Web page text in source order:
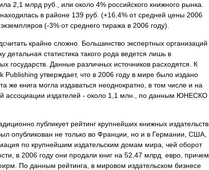
2 1 млрд руб или около 4% российского книжного рынка
находилась в районе 139 руб . (+16 4% от средней цены 2006
экземпляров (‑3% от среднего тиража в 2006 году).
крайне сложно Большинство экспертных организаций
детальная статистика такого рода ведется лишь в
государств Данные различных источников расходятся
К
Publishing утверждает, что в 2006 году в мире было издано
та же книга могла издаваться неоднократно в том числе и на
ассоциации издателей ‑ около 1 1 млн по данным ЮНЕСКО
публикует рейтинг крупнейших книжных издательств
опубликован не только во Франции но и в Германии США
по крупнейшим издательским домам мира чей оборот
в 2006 году они продали книг на 52 47 млрд евро причем
По данным рейтинга в мировом издательском бизнесе